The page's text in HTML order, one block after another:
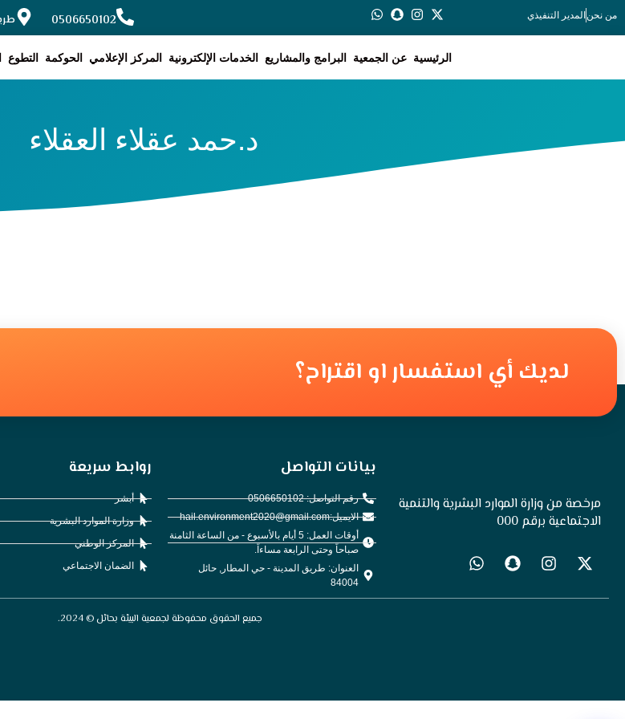
من نحن المدير التنفيذي 0506650102
الرئيسية عن الجمعية البرامج والمشاريع الخدمات الإلكترونية المركز الإعلامي الحوكمة التطوع
د.حمد عقلاء العقلاء
لديك أي استفسار او اقتراح؟
مرخصة من وزارة الموارد البشرية والتنمية
الاجتماعية برقم 000
بيانات التواصل
رقم التواصل: 0506650102
الايميل:hail.environment2020@gmail.com
أوقات العمل: 5 أيام بالأسبوع - من الساعة الثامنة
صباحاً وحتى الرابعة مساءاً.
العنوان: طريق المدينة - حي المطار, حائل
84004
روابط سريعة
أبشر
وزارة الموارد البشرية
المركز الوطني
الضمان الاجتماعي
جميع الحقوق محفوظة لجمعية البيئة بحائل © 2024.